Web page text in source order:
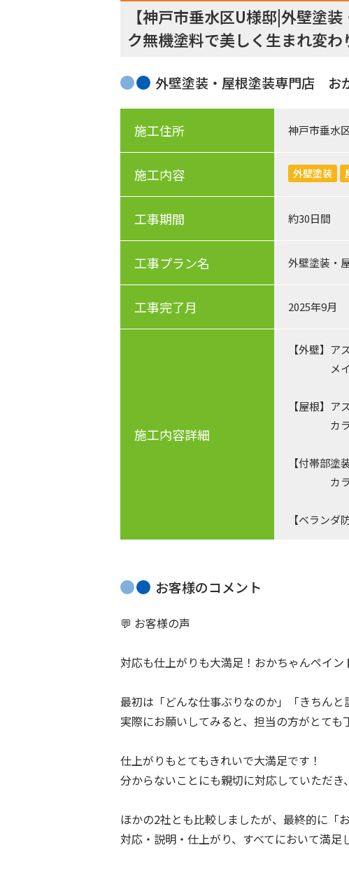
【神戸市垂水区U様邸|外壁塗
ク無機塗料で美しく生まれ変
外壁塗装・屋根塗装専門店 お
施工住所 神戸市垂水
施工内容 外壁塗装
工事期間 約30日間
工事プラン名 外壁塗装・
工事完了月 2025年9月
施工内容詳細
【外壁】
メイン
【屋根】
カラー
【付帯部
カラー
【ベランダ
お客様のコメント
💬 お客様の声
対応も仕上がりも大満足！おかちゃんペイ
最初は「どんな仕事ぶりなのか」「きちん
実際にお願いしてみると、担当の方がとて
仕上がりもとてもきれいで大満足です！
分からないことにも親切に対応していただき
ほかの2社とも比較しましたが、最終的に「
対応・説明・仕上がり、すべてにおいて満足